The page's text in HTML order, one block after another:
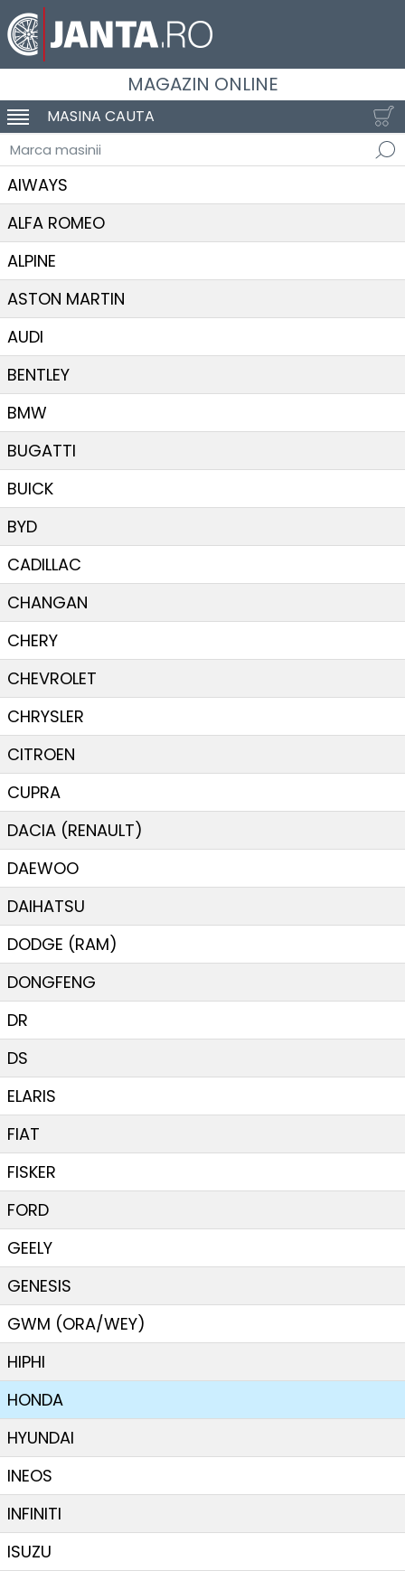
MAGAZIN ONLINE
SCHIMBA NAVIGAREA
MASINA CAUTA
Marca masinii
AIWAYS
ALFA ROMEO
ALPINE
ASTON MARTIN
AUDI
BENTLEY
BMW
BUGATTI
BUICK
BYD
CADILLAC
CHANGAN
CHERY
CHEVROLET
CHRYSLER
CITROEN
CUPRA
DACIA (RENAULT)
DAEWOO
DAIHATSU
DODGE (RAM)
DONGFENG
DR
DS
ELARIS
FIAT
FISKER
FORD
GEELY
GENESIS
GWM (ORA/WEY)
HIPHI
HONDA
HYUNDAI
INEOS
INFINITI
ISUZU